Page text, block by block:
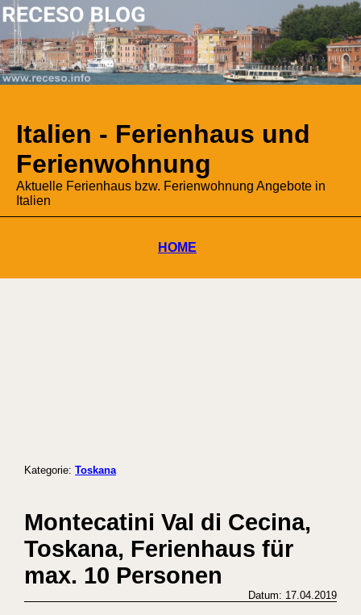
Italien - Ferienhaus und
Ferienwohnung
Aktuelle Ferienhaus bzw. Ferienwohnung Angebote in
Italien
HOME
Kategorie: Toskana
Montecatini Val di Cecina,
Toskana, Ferienhaus für
max. 10 Personen
Datum: 17.04.2019